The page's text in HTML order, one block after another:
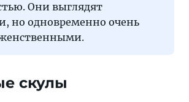
Они выглядят
но одновременно очень
скулы